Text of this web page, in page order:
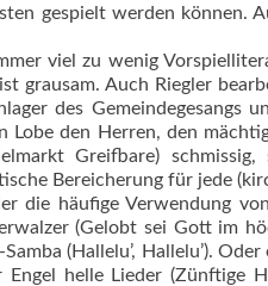
gespielt werden können.
viel zu wenig
grausam. Auch Riegler
des Gemeindegesangs
Lobe den Herren, den
Greifbare)
Bereicherung für jede
die häufige Verwendung
(Gelobt sei Gott im
(Hallelu’, Hallelu’).
helle Lieder (Zünftige